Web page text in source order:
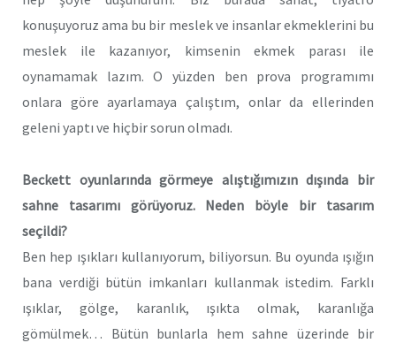
konuşuyoruz ama bu bir meslek ve insanlar ekmeklerini bu
meslek ile kazanıyor, kimsenin ekmek parası ile
oynamamak lazım. O yüzden ben prova programımı
onlara göre ayarlamaya çalıştım, onlar da ellerinden
geleni yaptı ve hiçbir sorun olmadı.
Beckett oyunlarında görmeye alıştığımızın dışında bir
sahne tasarımı görüyoruz. Neden böyle bir tasarım
seçildi?
Ben hep ışıkları kullanıyorum, biliyorsun. Bu oyunda ışığın
bana verdiği bütün imkanları kullanmak istedim. Farklı
ışıklar, gölge, karanlık, ışıkta olmak, karanlığa
gömülmek… Bütün bunlarla hem sahne üzerinde bir